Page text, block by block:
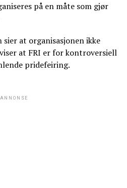
på en måte som gjør
at organisasjonen ikke
at FRI er for kontroversiell
pridefeiring.
ANNONSE